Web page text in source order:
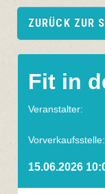
ZURÜCK ZUR
Fit in
Veranstalter:
Vorverkaufsstelle:
15.06.2026